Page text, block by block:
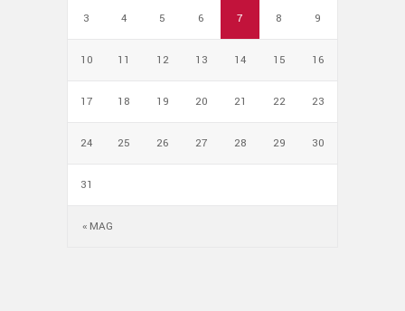
« MAG
3 4 5 6 7 8 9
10 11 12 13 14 15 16
17 18 19 20 21 22 23
24 25 26 27 28 29 30
31